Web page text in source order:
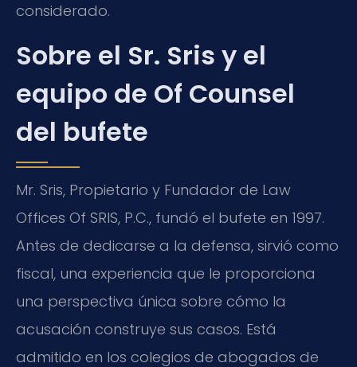
considerado.
Sobre el Sr. Sris y el
equipo de Of Counsel
del bufete
Mr. Sris, Propietario y Fundador de Law
Offices Of SRIS, P.C., fundó el bufete en 1997.
Antes de dedicarse a la defensa, sirvió como
fiscal, una experiencia que le proporciona
una perspectiva única sobre cómo la
acusación construye sus casos. Está
admitido en los colegios de abogados de